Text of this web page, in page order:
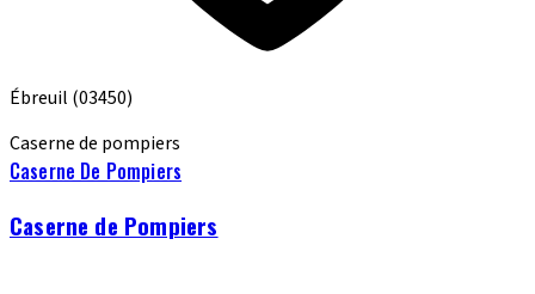
Ébreuil (03450)
Caserne de pompiers
Caserne De Pompiers
Caserne de Pompiers